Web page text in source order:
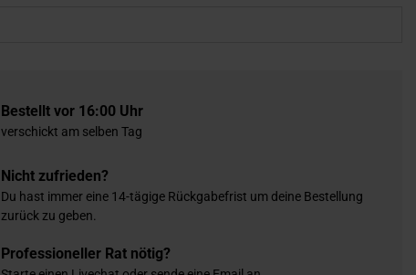
Bestellt vor 16:00 Uhr
verschickt am selben Tag
Nicht zufrieden?
Du hast immer eine 14-tägige Rückgabefrist um deine Bestellung
zurück zu geben.
Professioneller Rat nötig?